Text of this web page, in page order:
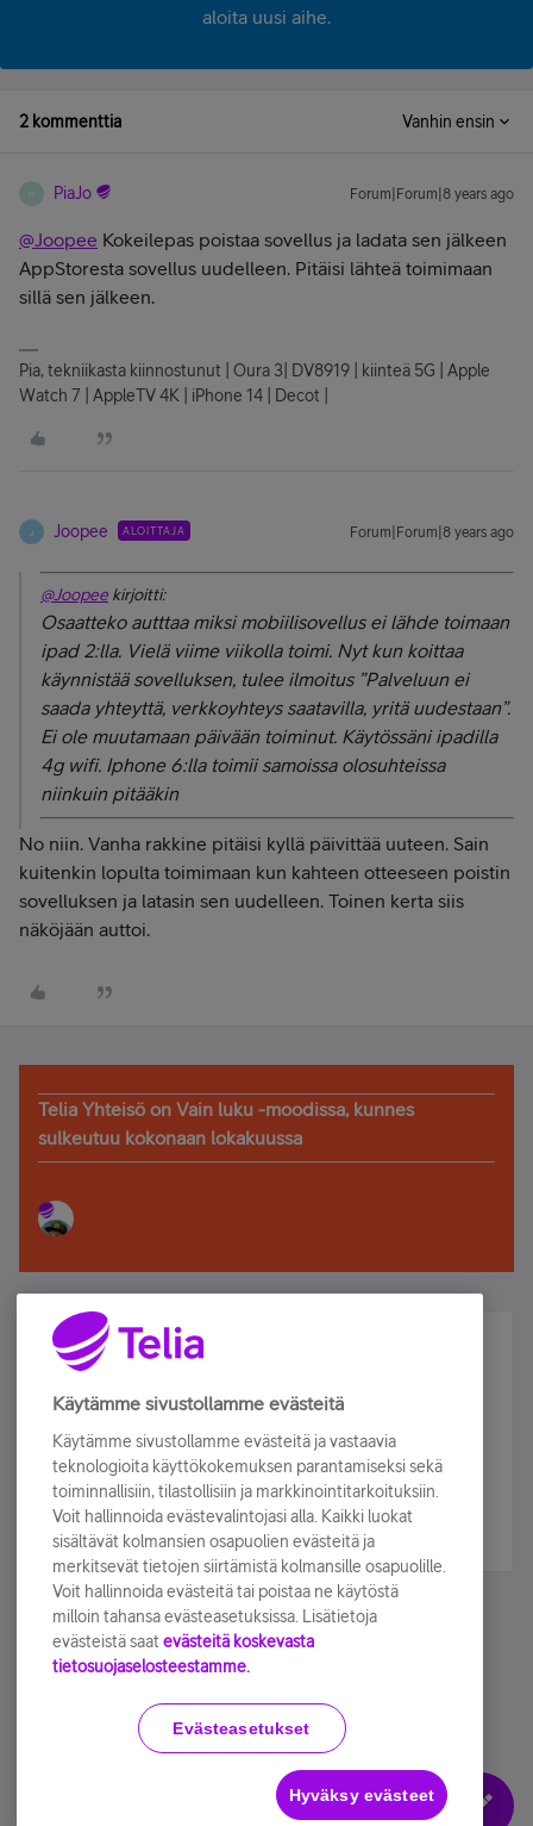
aloita uusi aihe.
2 kommenttia Vanhin ensin
PiaJo Forum|Forum|8 years ago
@Joopee Kokeilepas poistaa sovellus ja ladata sen jälkeen
AppStoresta sovellus uudelleen. Pitäisi lähteä toimimaan
sillä sen jälkeen.
Pia, tekniikasta kiinnostunut | Oura 3| DV8919 | kiinteä 5G | Apple
Watch 7 | AppleTV 4K | iPhone 14 | Decot |
J Joopee ALOITTAJA Forum|Forum|8 years ago
@Joopee kirjoitti:
Osaatteko autttaa miksi mobiilisovellus ei lähde toimaan
ipad 2:lla. Vielä viime viikolla toimi. Nyt kun koittaa
käynnistää sovelluksen, tulee ilmoitus ”Palveluun ei
saada yhteyttä, verkkoyhteys saatavilla, yritä uudestaan”.
Ei ole muutamaan päivään toiminut. Käytössäni ipadilla
4g wifi. Iphone 6:lla toimii samoissa olosuhteissa
niinkuin pitääkin
No niin. Vanha rakkine pitäisi kyllä päivittää uuteen. Sain
kuitenkin lopulta toimimaan kun kahteen otteeseen poistin
sovelluksen ja latasin sen uudelleen. Toinen kerta siis
näköjään auttoi.
Telia Yhteisö on Vain luku -moodissa, kunnes
sulkeutuu kokonaan lokakuussa
Älä jää paitsi – osallistu ja voita!
Tilaa Telian uutiskirje ja olet mukana arvonnassa.
sähköpostiisi.
Tilaa nyt
Käyttöehdot Accessibility statement
Evästeasetukset
Käytämme sivustollamme evästeitä
Käytämme sivustollamme evästeitä ja vastaavia
teknologioita käyttökokemuksen parantamiseksi sekä
toiminnallisiin, tilastollisiin ja markkinointitarkoituksiin.
Voit hallinnoida evästevalintojasi alla. Kaikki luokat
sisältävät kolmansien osapuolien evästeitä ja
merkitsevät tietojen siirtämistä kolmansille osapuolille.
Voit hallinnoida evästeitä tai poistaa ne käytöstä
milloin tahansa evästeasetuksissa. Lisätietoja
evästeistä saat evästeitä koskevasta
tietosuojaselosteestamme.
Evästeasetukset
Hyväksy evästeet